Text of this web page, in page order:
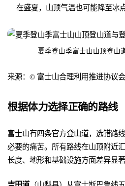
在盛夏，山顶气温也可能降至冰
夏季登山季富士山山顶登山
来源：© 富士山合理利用推进协议会
根据体力选择正确的路线
富士山有四条官方登山道，选错路
必要的痛苦。所有路线在山顶附近
长度、地形和基础设施方面差异显著